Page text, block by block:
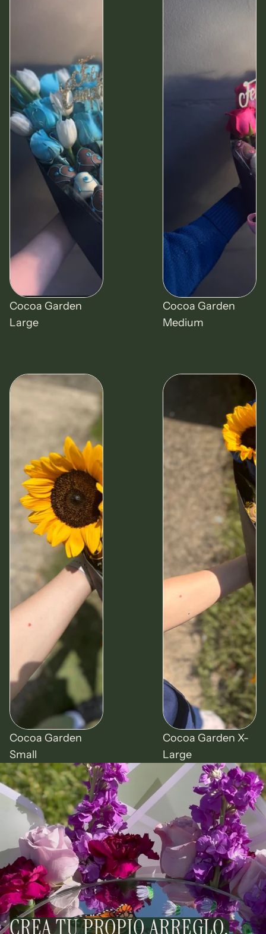
Cocoa Garden
Large
Cocoa Garden
Medium
Cocoa Garden
Small
Cocoa Garden X-
Large
CREA TU PROPIO ARREGLO.